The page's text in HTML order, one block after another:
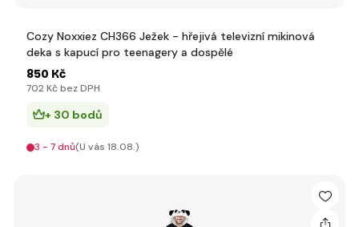
Cozy Noxxiez CH366 Ježek - hřejivá televizní mikinová
deka s kapucí pro teenagery a dospělé
850 Kč
702 Kč bez DPH
+ 30 bodů
3 - 7 dnů(U vás 18.08.)